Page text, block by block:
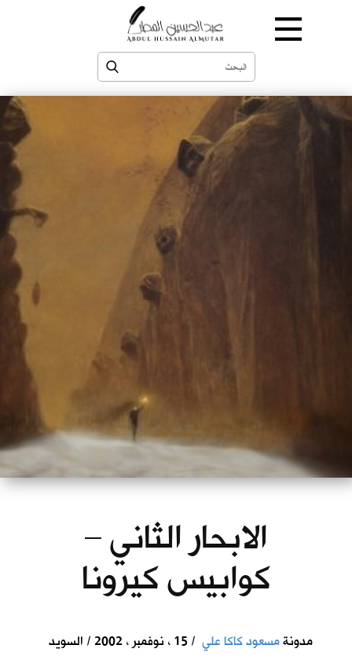
الابحار الثاني –
كوابيس كيرونا
مدونةمسعود كاكا علي / 15 ، نوفمبر ، 2002 / السويد